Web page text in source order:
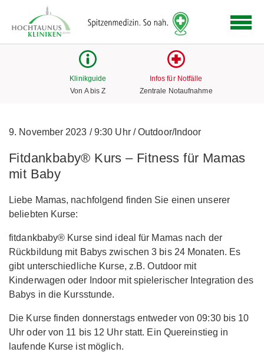
Link
zur
Klinikguide
Von A bis Z
Infos für Notfälle
Zentrale Notaufnahme
9. November 2023 /9:30 Uhr /Outdoor/Indoor
Fitdankbaby® Kurs – Fitness für Mamas
mit Baby
Liebe Mamas, nachfolgend finden Sie einen unserer
beliebten Kurse:
fitdankbaby® Kurse sind ideal für Mamas nach der
Rückbildung mit Babys zwischen 3 bis 24 Monaten. Es
gibt unterschiedliche Kurse, z.B. Outdoor mit
Kinderwagen oder Indoor mit spielerischer Integration des
Babys in die Kursstunde.
Die Kurse finden donnerstags entweder von 09:30 bis 10
Uhr oder von 11 bis 12 Uhr statt. Ein Quereinstieg in
laufende Kurse ist möglich.